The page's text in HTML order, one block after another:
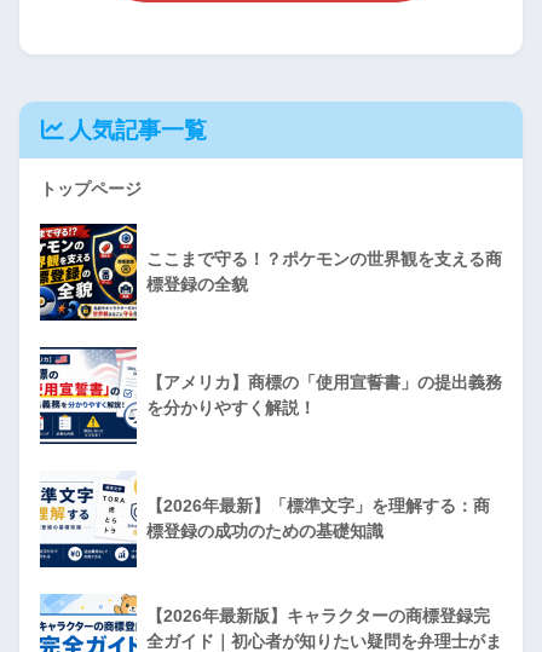
人気記事一覧
トップページ
ここまで守る！？ポケモンの世界観を支える商
標登録の全貌
【アメリカ】商標の「使用宣誓書」の提出義務
を分かりやすく解説！
【2026年最新】「標準文字」を理解する：商
標登録の成功のための基礎知識
【2026年最新版】キャラクターの商標登録完
全ガイド｜初心者が知りたい疑問を弁理士がま